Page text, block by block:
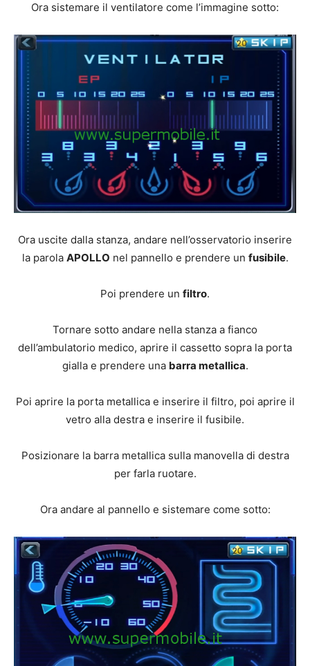
Ora sistemare il ventilatore come l’immagine sotto:
Ora uscite dalla stanza, andare nell’osservatorio inserire
la parola APOLLO nel pannello e prendere un fusibile.
Poi prendere un filtro.
Tornare sotto andare nella stanza a fianco
dell’ambulatorio medico, aprire il cassetto sopra la porta
gialla e prendere una barra metallica.
Poi aprire la porta metallica e inserire il filtro, poi aprire il
vetro alla destra e inserire il fusibile.
Posizionare la barra metallica sulla manovella di destra
per farla ruotare.
Ora andare al pannello e sistemare come sotto: